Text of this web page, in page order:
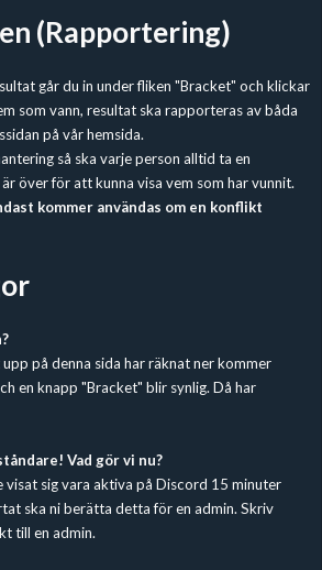
(Rapportering)
går du in under fliken "Bracket" och klickar
som vann, resultat ska rapporteras av båda
på vår hemsida.
så ska varje person alltid ta en
över för att kunna visa vem som har vunnit.
kommer användas om en konflikt
på denna sida har räknat ner kommer
en knapp "Bracket" blir synlig. Då har
Vad gör vi nu?
visat sig vara aktiva på Discord 15 minuter
ska ni berätta detta för en admin. Skriv
till en admin.